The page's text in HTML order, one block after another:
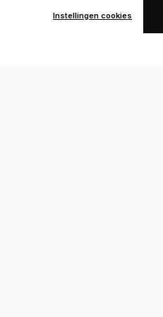
Instellingen cookies